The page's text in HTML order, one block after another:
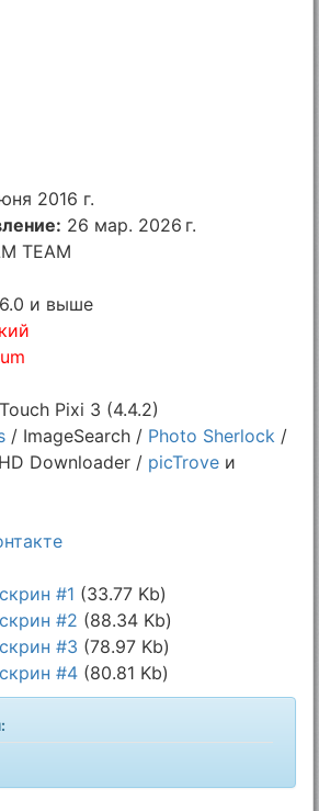
2016 г.
26 мар. 2026 г.
TEAM
6.0 и выше
Pixi 3 (4.4.2)
/ ImageSearch / Photo Sherlock /
Downloader / picTrove и
#1 (33.77 Kb)
#2 (88.34 Kb)
#3 (78.97 Kb)
#4 (80.81 Kb)